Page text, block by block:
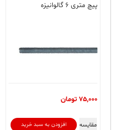
پیچ متری ۶ گالوانیزه
75,000 تومان
افزودن به سبد خرید مقایسه